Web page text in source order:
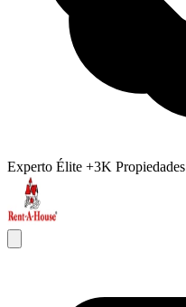
Experto Élite +3K Propiedades